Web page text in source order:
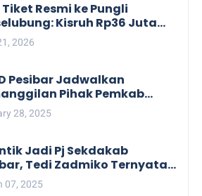
Resmi ke Pungli
Kisruh Rp36 Juta
Tiket Pantai
Jukung
2026
Pesibar Jadwalkan
Pihak Pemkab
Nasib dan Status TKD di
2025
28, 2025
Jadi Pj Sekdakab
Tedi Zadmiko Ternyata
Rekam Jejak Gemilang
07, 2025